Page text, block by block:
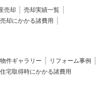
売却
売却実績一覧
売却にかかる諸費用
件ギャラリー
リフォーム事例
住宅取得時にかかる諸費用